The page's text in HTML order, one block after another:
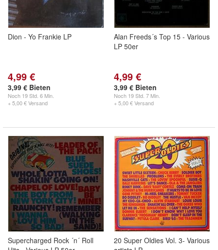
Dion - Yo Frankie LP
4,99 €
3,99 € Bieten
Noch 19 Std. 6 Min.
+ 5,00 € Versand
Alan Freeds´s Top 15 - Various
LP 50er
4,99 €
3,99 € Bieten
Noch 19 Std. 7 Min.
+ 5,00 € Versand
Supercharged Rock ´n´ Roll
20 Super Oldies Vol. 3- Various